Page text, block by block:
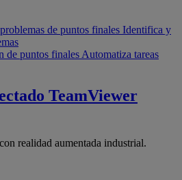
de puntos finales Identifica y
de puntos finales Automatiza tareas
TeamViewer
realidad aumentada industrial.